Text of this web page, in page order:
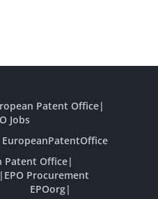
Patent Office|
Jobs
EuropeanPatentOffice
Patent Office|
| EPO Procurement
EPOorg|